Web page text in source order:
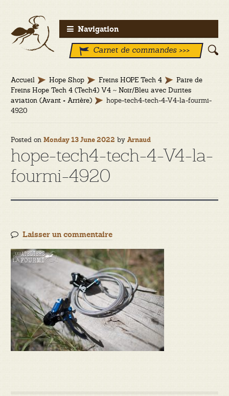
Aller
à
Aller
au
contenu
Navigation
Carnet de commandes >>>
Accueil Hope Shop Freins HOPE Tech 4
Paire de
Freins Hope Tech 4 (Tech4) V4 ~ Noir/Bleu avec Durites
aviation (Avant + Arrière)
hope-tech4-tech-4-V4-la-fourmi-
4920
Posted on Monday 13 June 2022 by Arnaud
hope-tech4-tech-4-V4-la-
fourmi-4920
Laisser un commentaire